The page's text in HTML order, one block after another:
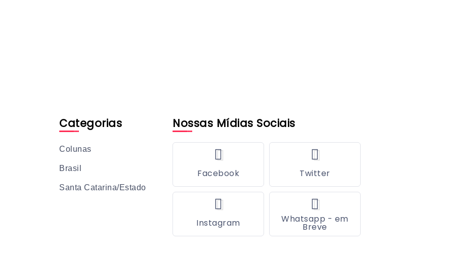
Categorias
Colunas
Brasil
Santa Catarina/Estado
Nossas Mídias Sociais
Facebook Twitter
Instagram Whatsapp - em
Breve